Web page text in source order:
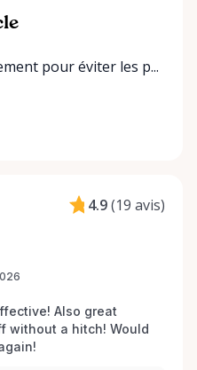
pour éviter les p...
4.9(19 avis)
Also great
without a hitch! Would